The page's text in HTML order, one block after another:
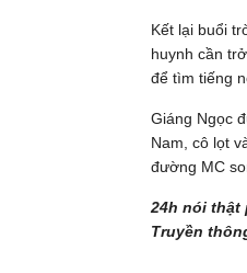
Kết lại buổi
huynh cần
để tìm tiếng
Giáng Ngọc
Nam, cô lọt
đường MC
24h nói thật
Truyền